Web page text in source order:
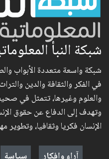
شبكة النبأ
شبكة واسعة متعددة الأبواب
في الفكر والثقافة والدين
والعلوم وغيرها، تتمثل في
وتهدف إلى الدفاع عن حقوق
الإنسان فكريا وثقافيا، وتطوير